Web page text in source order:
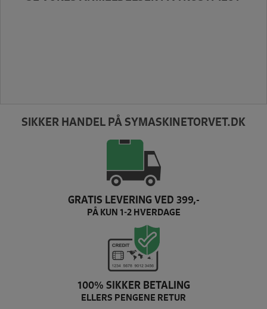
SIKKER HANDEL PÅ SYMASKINETORVET.DK
GRATIS LEVERING VED 399,-
PÅ KUN 1-2 HVERDAGE
100% SIKKER BETALING
ELLERS PENGENE RETUR